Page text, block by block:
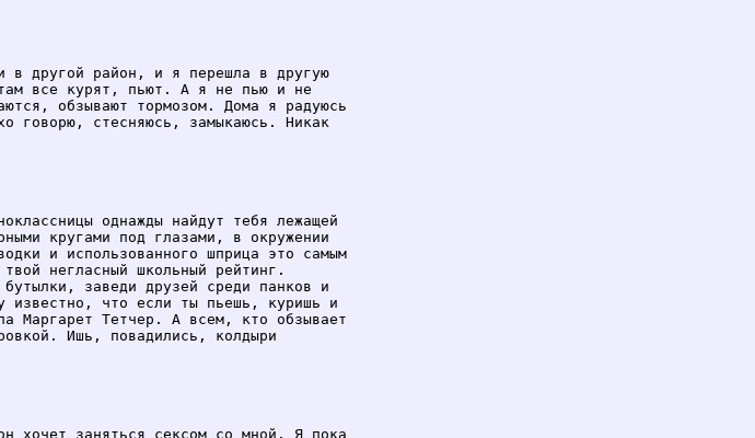
в другой район, и я перешла в другую
все курят, пьют. А я не пью и не
обзывают тормозом. Дома я радуюсь
говорю, стесняюсь, замыкаюсь. Никак
однажды найдут тебя лежащей
кругами под глазами, в окружении
и использованного шприца это самым
негласный школьный рейтинг.
заведи друзей среди панков и
известно, что если ты пьешь, куришь и
Маргарет Тетчер. А всем, кто обзывает
Ишь, повадились, колдыри
хочет заняться сексом со мной. Я пока